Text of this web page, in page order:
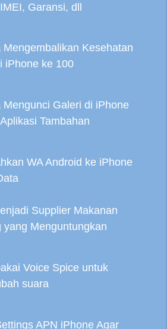
Garansi, dll
Mengembalikan Kesehatan
iPhone ke 100
Mengunci Galeri di iPhone
Tambahan
WA Android ke iPhone
Supplier Makanan
yang Menguntungkan
Voice Spice untuk
suara
APN iPhone Agar